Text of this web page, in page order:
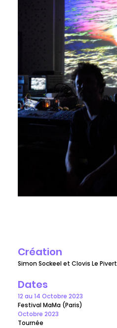
Création
Simon Sockeel et Clovis Le Pivert
Dates
12 au 14 Octobre 2023
Festival MaMa (Paris)
Octobre 2023
Tournée